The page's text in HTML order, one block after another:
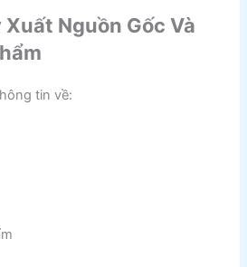
Xuất Nguồn Gốc Và
tin về: